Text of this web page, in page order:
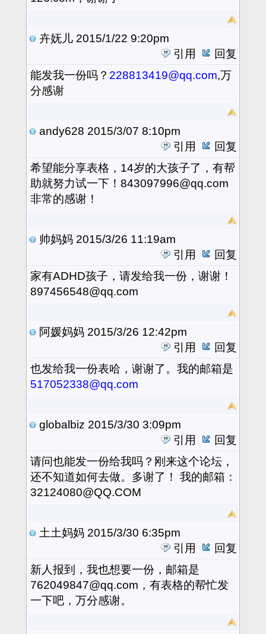
卉妩儿 2015/1/22 9:20pm
引用
回复
能发我一份吗？ 228813419@qq.com,万
分感谢
andy628 2015/3/07 8:10pm
引用
回复
希望能分享表格，14岁的大孩子了，有帮
助就努力试一下！843097996@qq.com
非常的感谢！
帅妈妈 2015/3/26 11:19am
引用
回复
家有ADHD孩子，请发给我一份，谢谢！
897456548@qq.com
阿媛妈妈 2015/3/26 12:42pm
引用
回复
也发给我一份表哈，谢谢了。我的邮箱是
517052338@qq.com
globalbiz 2015/3/30 3:09pm
引用
回复
请问也能发一份给我吗？刚来这个论坛，
还不知道如何去做。多谢了！ 我的邮箱：
32124080@QQ.COM
土土妈妈 2015/3/30 6:35pm
引用
回复
新人报到，我也想要一份，邮箱是
762049847@qq.com，有表格的帮忙发
一下吧，万分感谢。